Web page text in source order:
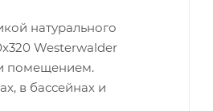
натурального
Westerwalder
помещением.
в бассейнах и